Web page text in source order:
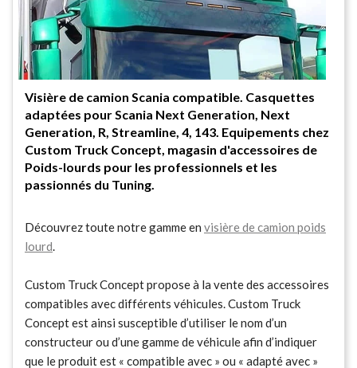
Visière de camion Scania compatible. Casquettes
adaptées pour Scania Next Generation, Next
Generation, R, Streamline, 4, 143. Equipements chez
Custom Truck Concept, magasin d'accessoires de
Poids-lourds pour les professionnels et les
passionnés du Tuning.
Découvrez toute notre gamme en visière de camion poids
lourd.
Custom Truck Concept propose à la vente des accessoires
compatibles avec différents véhicules. Custom Truck
Concept est ainsi susceptible d’utiliser le nom d’un
constructeur ou d’une gamme de véhicule afin d’indiquer
que le produit est « compatible avec » ou « adapté avec »